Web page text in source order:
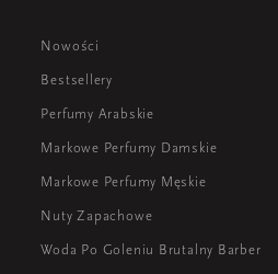
Nowości
Bestsellery
Perfumy Arabskie
Markowe Perfumy Damskie
Markowe Perfumy Męskie
Nuty Zapachowe
Woda Po Goleniu Brutalny Barber